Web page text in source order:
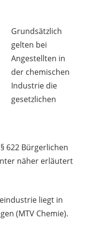
Grundsätzlich
gelten bei
Angestellten in
der chemischen
Industrie die
gesetzlichen
622 Bürgerlichen
näher erläutert
liegt in
(MTV Chemie).